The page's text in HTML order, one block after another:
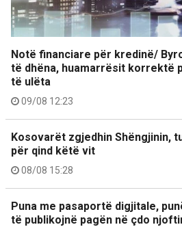
Notë financiare për kredinë/
të dhëna, huamarrësit korrektë
të ulëta
09/08 12:23
Kosovarët zgjedhin Shëngjinin,
për qind këtë vit
08/08 15:28
Puna me pasaportë digjitale,
të publikojnë pagën në çdo